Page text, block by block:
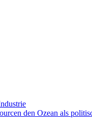
den Ozean als